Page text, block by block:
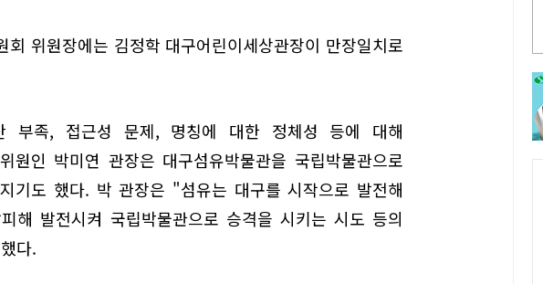
회 위원장에는 김정학 대구어린이세상관장이 만장일치로
부족, 접근성 문제, 명칭에 대한 정체성 등에 대해
원인 박미연 관장은 대구섬유박물관을 국립박물관으로
기도 했다. 박 관장은 "섬유는 대구를 시작으로 발전해
해 발전시켜 국립박물관으로 승격을 시키는 시도 등의
다.